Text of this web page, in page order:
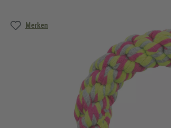
Merken
Bildergalerie überspringen